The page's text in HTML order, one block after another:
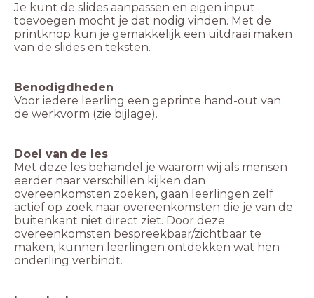
Je kunt de slides aanpassen en eigen input
toevoegen mocht je dat nodig vinden. Met de
printknop kun je gemakkelijk een uitdraai maken
Voor iedere leerling een geprinte hand-out van
Met deze les behandel je waarom wij als mensen
eerder naar verschillen kijken dan
overeenkomsten zoeken, gaan leerlingen zelf
actief op zoek naar overeenkomsten die je van de
buitenkant niet direct ziet. Door deze
overeenkomsten bespreekbaar/zichtbaar te
maken, kunnen leerlingen ontdekken wat hen